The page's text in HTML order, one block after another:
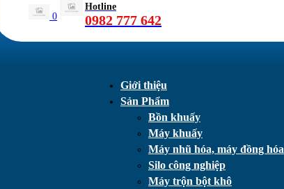
0
Hotline
0982 777 642
Giới thiệu
Sản Phẩm
Bồn khuấy
Máy khuấy
Máy nhũ hóa, máy đồng hóa
Silo công nghiệp
Máy trộn bột khô